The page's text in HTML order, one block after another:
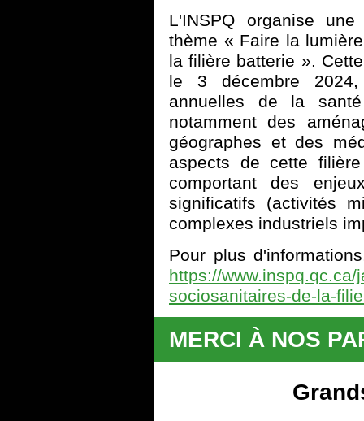
L'INSPQ organise
thème « Faire la
la filière batterie ».
le 3 décembre
annuelles de la
notamment des
géographes et des
aspects de cette
comportant des
significatifs (activités
complexes industriels
Pour plus
https://
sociosanitaires-de-la-
MERCI À NOS